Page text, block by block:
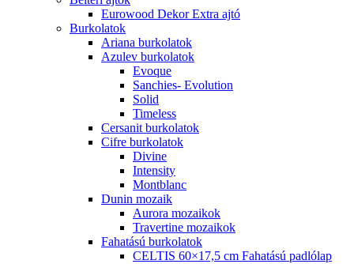
Eurowood Dekor Extra ajtó
Burkolatok
Ariana burkolatok
Azulev burkolatok
Evoque
Sanchies- Evolution
Solid
Timeless
Cersanit burkolatok
Cifre burkolatok
Divine
Intensity
Montblanc
Dunin mozaik
Aurora mozaikok
Travertine mozaikok
Fahatású burkolatok
CELTIS 60×17,5 cm Fahatású padlólap